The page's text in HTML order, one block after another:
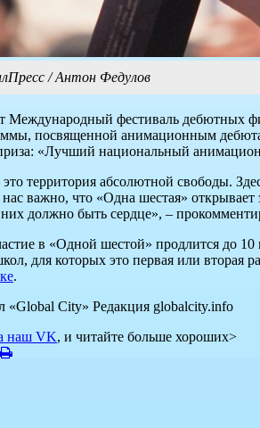
/ Антон Федулов
Международный фестиваль дебютных
посвященной анимационным
приза: «Лучший национальный
территория абсолютной свободы.
важно, что «Одна шестая»
должно быть сердце», –
в «Одной шестой» продлится до
для которых это первая или вторая
.
«Global City» Редакция globalcity.info
наш VK, и читайте больше хороших>